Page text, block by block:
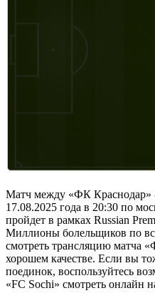
Матч между «ФК Краснодар»
17.08.2025 года в 20:30 по
пройдет в рамках Russian
Миллионы болельщиков по
смотреть трансляцию матча
хорошем качестве. Если вы
поединок, воспользуйтесь
«FC Sochi» смотреть онлайн